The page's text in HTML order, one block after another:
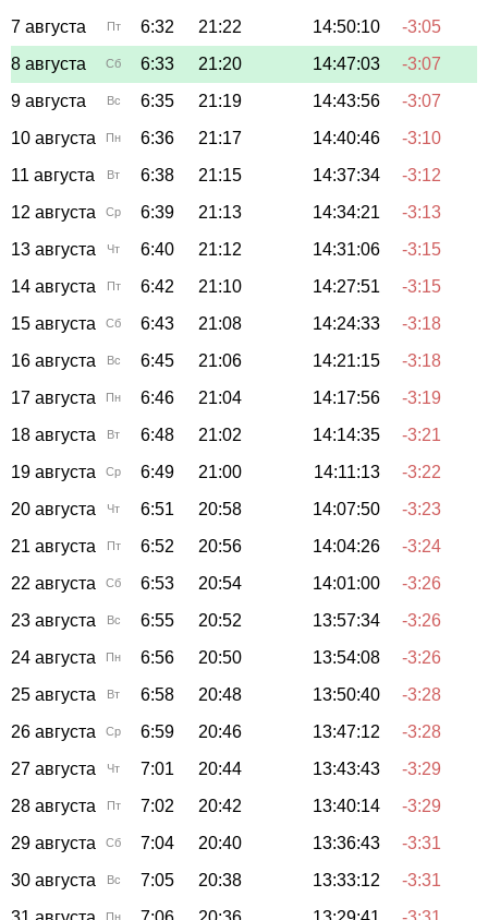
7 августа
Пт 6:32 21:22 14:50:10
-3:05
8 августа
Сб 6:33 21:20 14:47:03
-3:07
9 августа
Вс 6:35 21:19 14:43:56
-3:07
10 августа
Пн 6:36 21:17 14:40:46
-3:10
11 августа
Вт 6:38 21:15 14:37:34
-3:12
12 августа
Ср 6:39 21:13 14:34:21
-3:13
13 августа
Чт 6:40 21:12 14:31:06
-3:15
14 августа
Пт 6:42 21:10 14:27:51
-3:15
15 августа
Сб 6:43 21:08 14:24:33
-3:18
16 августа
Вс 6:45 21:06 14:21:15
-3:18
17 августа
Пн 6:46 21:04 14:17:56
-3:19
18 августа
Вт 6:48 21:02 14:14:35
-3:21
19 августа
Ср 6:49 21:00 14:11:13
-3:22
20 августа
Чт 6:51 20:58 14:07:50
-3:23
21 августа
Пт 6:52 20:56 14:04:26
-3:24
22 августа
Сб 6:53 20:54 14:01:00
-3:26
23 августа
Вс 6:55 20:52 13:57:34
-3:26
24 августа
Пн 6:56 20:50 13:54:08
-3:26
25 августа
Вт 6:58 20:48 13:50:40
-3:28
26 августа
Ср 6:59 20:46 13:47:12
-3:28
27 августа
Чт 7:01 20:44 13:43:43
-3:29
28 августа
Пт 7:02 20:42 13:40:14
-3:29
29 августа
Сб 7:04 20:40 13:36:43
-3:31
30 августа
Вс 7:05 20:38 13:33:12
-3:31
Пн